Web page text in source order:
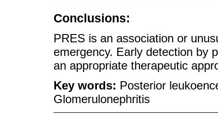
Conclusions:
PRES is an association or
emergency. Early detection by
an appropriate therapeutic
Key words: Posterior
Glomerulonephritis